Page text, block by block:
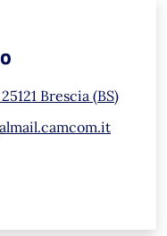
Brescia (BS)